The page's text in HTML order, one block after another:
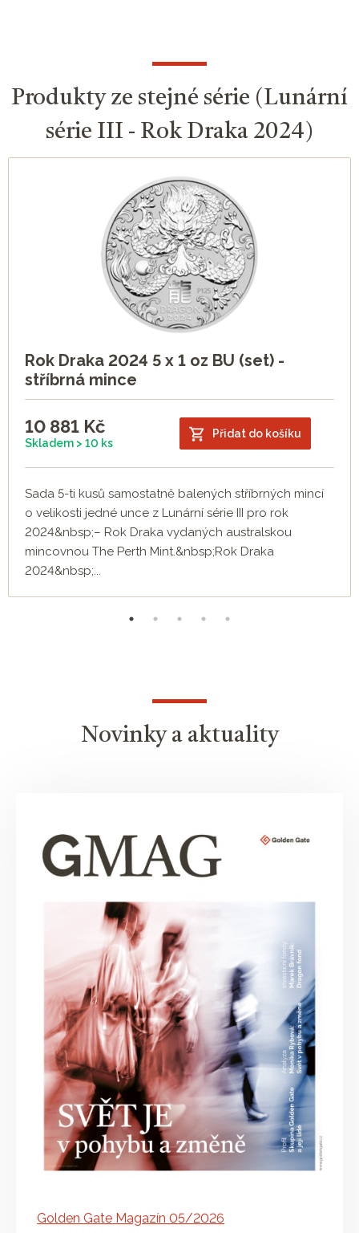
Produkty ze stejné série (Lunární
série III - Rok Draka 2024)
Rok Draka 2024 5 x 1 oz BU (set) -
stříbrná mince
10 881 Kč
Skladem > 10 ks
Přidat do košíku
Sada 5-ti kusů samostatně balených stříbrných mincí
o velikosti jedné unce z Lunární série III pro rok
2024&nbsp;– Rok Draka vydaných australskou
mincovnou The Perth Mint.&nbsp;Rok Draka
2024&nbsp;...
Novinky a aktuality
Golden Gate Magazín 05/2026